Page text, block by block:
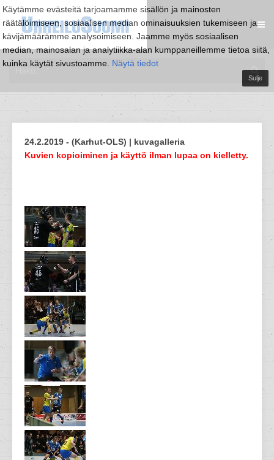
Käytämme evästeitä tarjoamamme sisällön ja mainosten
räätälöimiseen, sosiaalisen median ominaisuuksien tukemiseen ja
kävijämäärämme analysoimiseen. Jaamme myös sosiaalisen
median, mainosalan ja analytiikka-alan kumppaneillemme tietoa siitä,
kuinka käytät sivustoamme. Näytä tiedot
Sulje
24.2.2019 - (Karhut-OLS) | kuvagalleria
Kuvien kopioiminen ja käyttö ilman lupaa on kielletty.